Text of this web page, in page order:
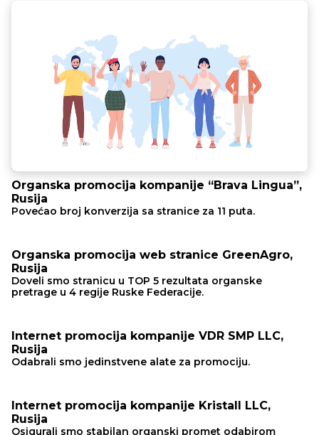
Organska promocija kompanije “Brava Lingua”,
Rusija
Povećao broj konverzija sa stranice za 11 puta.
Organska promocija web stranice GreenAgro,
Rusija
Doveli smo stranicu u TOP 5 rezultata organske
pretrage u 4 regije Ruske Federacije.
Internet promocija kompanije VDR SMP LLC,
Rusija
Odabrali smo jedinstvene alate za promociju.
Internet promocija kompanije Kristall LLC,
Rusija
Osigurali smo stabilan organski promet odabirom